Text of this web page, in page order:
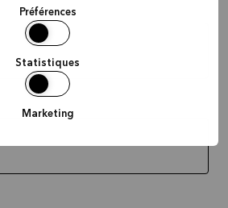
Préférences
Statistiques
Marketing